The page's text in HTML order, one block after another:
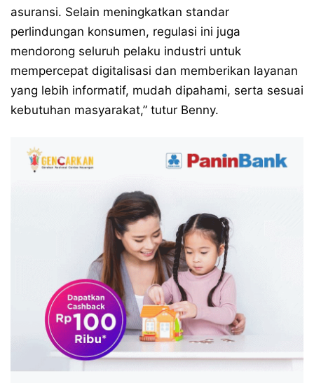
asuransi. Selain meningkatkan standar
perlindungan konsumen, regulasi ini juga
mendorong seluruh pelaku industri untuk
mempercepat digitalisasi dan memberikan layanan
yang lebih informatif, mudah dipahami, serta sesuai
kebutuhan masyarakat,” tutur Benny.